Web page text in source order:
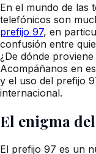
En el mundo de las
telefónicos son
prefijo 97, en
confusión entre
¿De dónde
Acompáñanos en
y el uso del prefijo
internacional.
El enigma
El prefijo 97 es un